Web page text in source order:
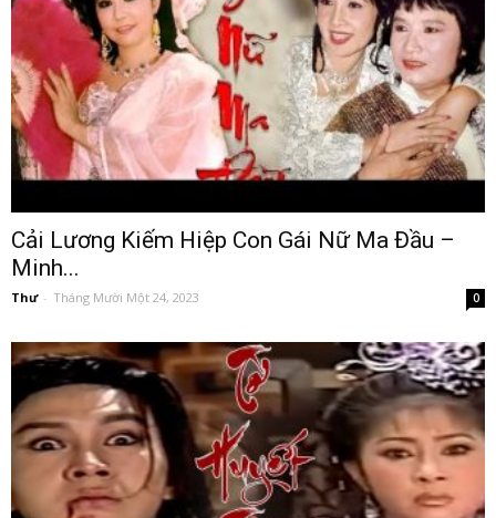
Cải Lương Kiếm Hiệp Con Gái Nữ Ma Đầu –
Minh...
Thư - Tháng Mười Một 24, 2023 0